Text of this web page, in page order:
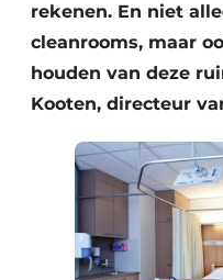
rekenen. En niet
cleanrooms, maar
houden van deze
Kooten, directeur